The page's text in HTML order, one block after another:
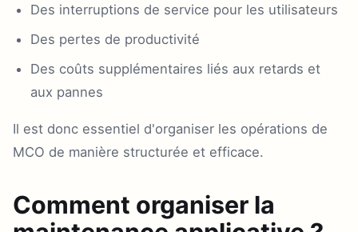
Des interruptions de service pour les utilisateurs
Des pertes de productivité
Des coûts supplémentaires liés aux retards et
aux pannes
Il est donc essentiel d'organiser les opérations de
MCO de manière structurée et efficace.
Comment organiser la